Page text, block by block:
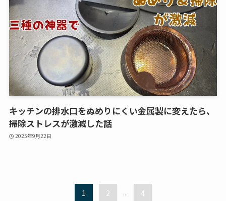
キッチンの排水口をぬめりにくい金属製に変えたら、
掃除ストレスが激減した話
2025年9月22日
1 2 ... 4